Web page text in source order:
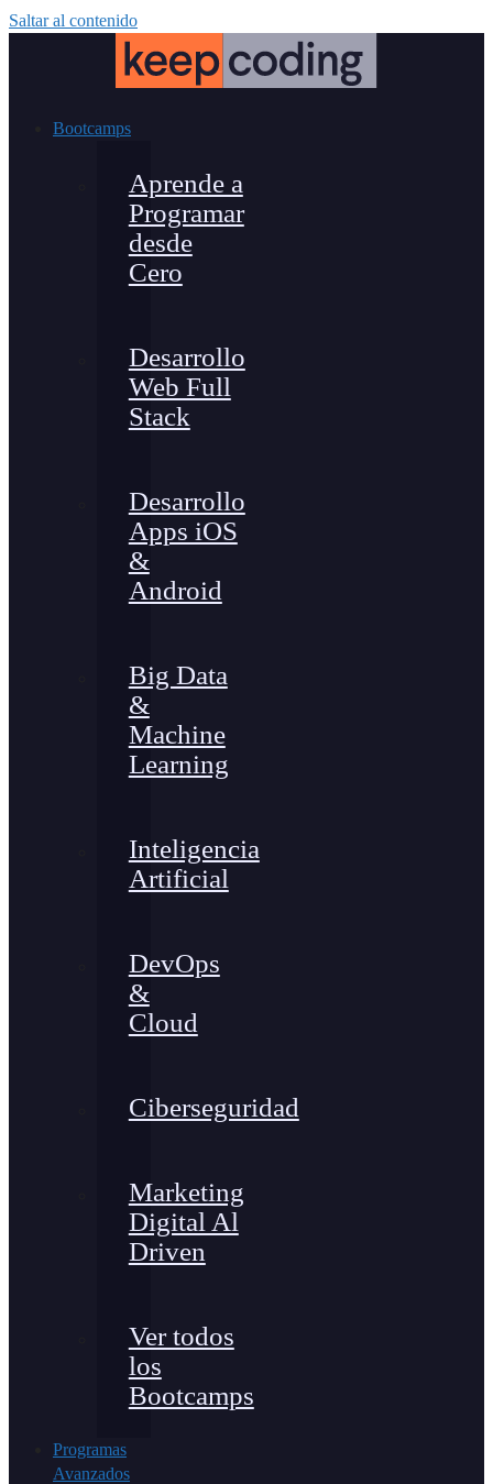
Saltar al contenido
Bootcamps
Aprende a
Programar
desde
Cero
Desarrollo
Web Full
Stack
Desarrollo
Apps iOS
&
Android
Big Data
&
Machine
Learning
Inteligencia
Artificial
DevOps
&
Cloud
Ciberseguridad
Marketing
Digital Al
Driven
Ver todos
los
Bootcamps
Programas
Avanzados